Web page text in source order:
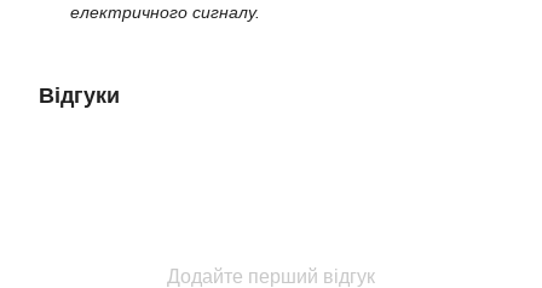
електричного сигналу.
Відгуки
Додайте перший відгук